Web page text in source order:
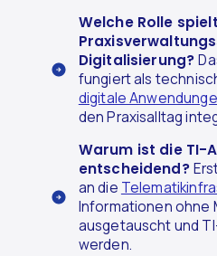
Welche Rolle
Digitalisierung?
fungiert als
digitale
den Praxisalltag
Warum ist die TI-
entscheidend?
an die
Informationen ohne
ausgetauscht und
werden.